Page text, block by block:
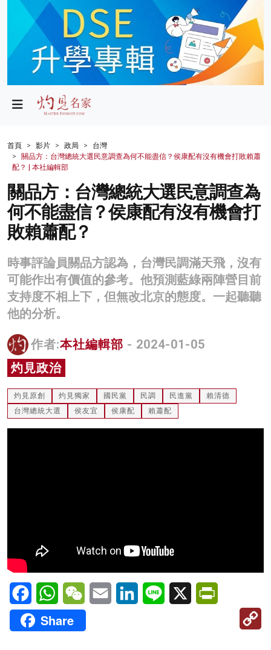
政局
財經
生活
健康
商業
科技
影片
名家榜
灼見活動
關於我們
首頁 影片 政局
台灣
關品方：台灣總統大選民意調查為何不能盡信？侯康配有沒有機會打敗賴蕭
配？ | 本社編輯部
關品方：台灣總統大選民意調查為
何不能盡信？侯康配有沒有機會打
敗賴蕭配？
時事評論員關品方認為，台灣民調滿天飛，沒有
可能作出有價值的參考。他預測藍綠兩陣營目前
支持度不相上下，但無改北京的態度。一起聽聽
他的分析。
作者:本社編輯部 - 2024-01-05
灼見政治
灼見原創 灼見獨家 國民黨 民調 民進黨
賴清德
台灣總統大選
侯友宜 侯康配 賴蕭配
FacebookWhatsAppWeChatEmail LinkedInLine X
Share